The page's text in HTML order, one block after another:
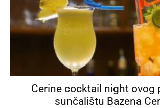
Cerine cocktail night ovog
sunčalištu Bazena